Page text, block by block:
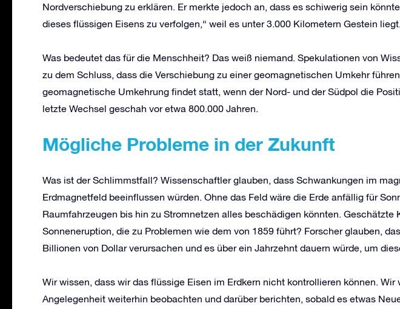
Nordverschiebung zu erklären. Er merkte jedoch an, dass es schiwerig sein
dieses flüssigen Eisens zu verfolgen,“ weil es unter 3.000 Kilometern Gestein
Was bedeutet das für die Menschheit? Das weiß niemand. Spekulationen von
zu dem Schluss, dass die Verschiebung zu einer geomagnetischen Umkehr
geomagnetische Umkehrung findet statt, wenn der Nord- und der Südpol die
letzte Wechsel geschah vor etwa 800.000 Jahren.
Mögliche Probleme in der Zukunft
Was ist der Schlimmstfall? Wissenschaftler glauben, dass Schwankungen im
Erdmagnetfeld beeinflussen würden. Ohne das Feld wäre die Erde anfällig für
Raumfahrzeugen bis hin zu Stromnetzen alles beschädigen könnten. Geschätzte
Sonneneruption, die zu Problemen wie dem von 1859 führt? Forscher glauben,
Billionen von Dollar verursachen und es über ein Jahrzehnt dauern würde, um
Wir wissen, dass wir das flüssige Eisen im Erdkern nicht kontrollieren können. Wir
Angelegenheit weiterhin beobachten und darüber berichten, sobald es etwas